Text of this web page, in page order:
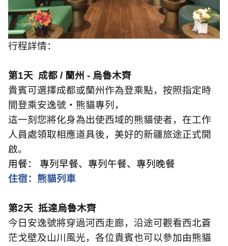
行程詳情：
第1天 成都 / 蘭州 - 烏魯木齊
貴賓可選擇成都或蘭州作為登乘點，按照指定時
間登乘安逸號・熊貓專列，
這一刻您將化身為出使西域的熊貓使者，在工作
人員處領取相應道具後，美好的新疆旅途正式開
啟。
用餐： 專列早餐、專列午餐、專列晚餐
住宿：熊貓列車
第2天 抵達烏魯木齊
今日安逸號將穿過河西走廊，沿途可觀看西北蒼
茫戈壁及山川風光，各位貴賓也可以參加由熊貓